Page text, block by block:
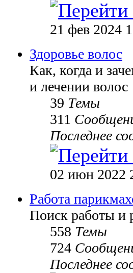
21 фев 2024
Здоровье волос
Как, когда и
и лечении волос
39 Темы
311
Последнее
02 июн 2022
Работа
Поиск работы и
558 Темы
724
Последнее